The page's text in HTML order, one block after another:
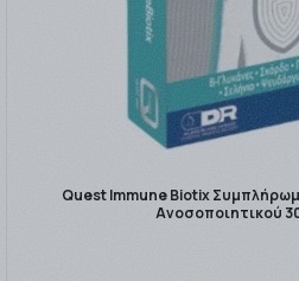
Quest Immune Biotix
Ανοσοποιητικού